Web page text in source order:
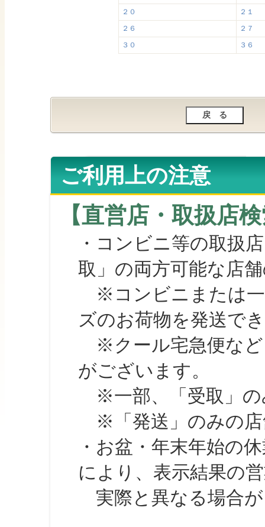
２０
２１
２６
２７
３０
３６
ご利用上の注意
【直営店・取扱店
・コンビニ等の取扱
取」の両方可能な店
※コンビニまたは一
ズのお荷物を発送で
※クール宅急便など
がございます。
※一部、「受取」の
※「発送」のみの店
・お盆・年末年始の
により、表示結果の
実際と異なる場合が